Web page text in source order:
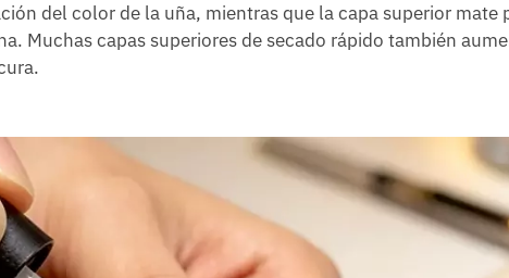
del color de la uña, mientras que la capa superior mate
Muchas capas superiores de secado rápido también